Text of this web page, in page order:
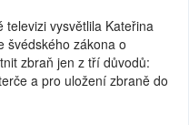
vysvětlila Kateřina
švédského zákona o
zbraň jen z tří důvodů:
a pro uložení zbraně do